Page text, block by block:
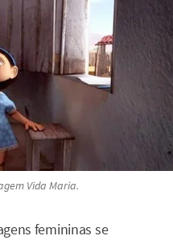
Vida Maria.
femininas se